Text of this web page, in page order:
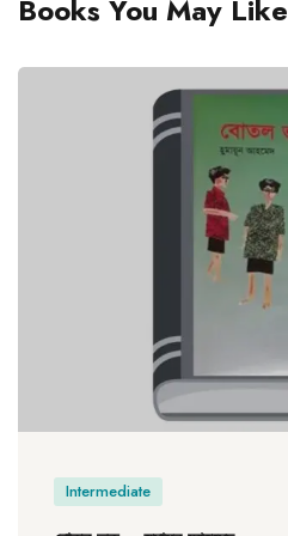
Books You May Like
Intermediate